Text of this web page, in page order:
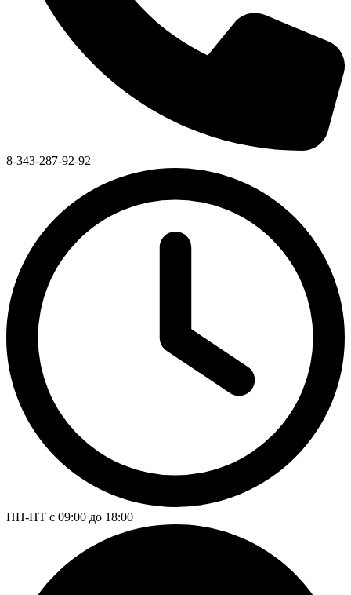
8-343-287-92-92
ПН-ПТ с 09:00 до 18:00